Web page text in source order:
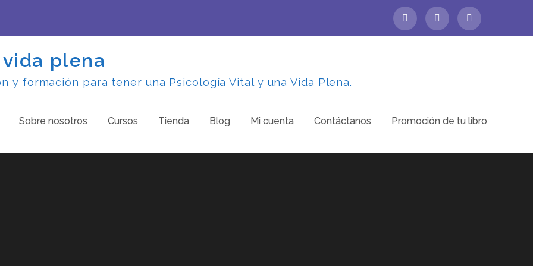
plena
y formación para tener una Psicología Vital y una Vida Plena.
Sobre nosotros Cursos Tienda Blog Mi cuenta Contáctanos Promoción de tu libro